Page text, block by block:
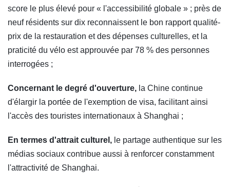
score le plus élevé pour « l'accessibilité globale » ; près de
neuf résidents sur dix reconnaissent le bon rapport qualité-
prix de la restauration et des dépenses culturelles, et la
praticité du vélo est approuvée par 78 % des personnes
interrogées ;
Concernant le degré d'ouverture, la Chine continue
d'élargir la portée de l'exemption de visa, facilitant ainsi
l'accès des touristes internationaux à Shanghai ;
En termes d'attrait culturel, le partage authentique sur les
médias sociaux contribue aussi à renforcer constamment
l'attractivité de Shanghai.